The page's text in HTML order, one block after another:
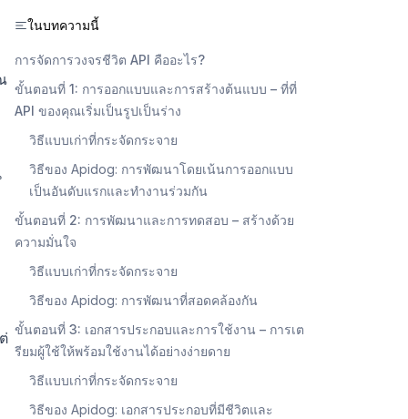
ในบทความนี้
การจัดการวงจรชีวิต API คืออะไร?
ขั้นตอนที่ 1: การออกแบบและการสร้างต้นแบบ – ที่ที่
API ของคุณเริ่มเป็นรูปเป็นร่าง
วิธีแบบเก่าที่กระจัดกระจาย
วิธีของ Apidog: การพัฒนาโดยเน้นการออกแบบ
เป็นอันดับแรกและทำงานร่วมกัน
ขั้นตอนที่ 2: การพัฒนาและการทดสอบ – สร้างด้วย
ความมั่นใจ
วิธีแบบเก่าที่กระจัดกระจาย
วิธีของ Apidog: การพัฒนาที่สอดคล้องกัน
ขั้นตอนที่ 3: เอกสารประกอบและการใช้งาน – การเต
รียมผู้ใช้ให้พร้อมใช้งานได้อย่างง่ายดาย
วิธีแบบเก่าที่กระจัดกระจาย
วิธีของ Apidog: เอกสารประกอบที่มีชีวิตและ